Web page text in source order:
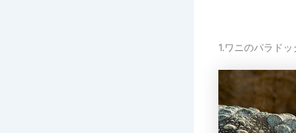
1.ワニのパラドッ